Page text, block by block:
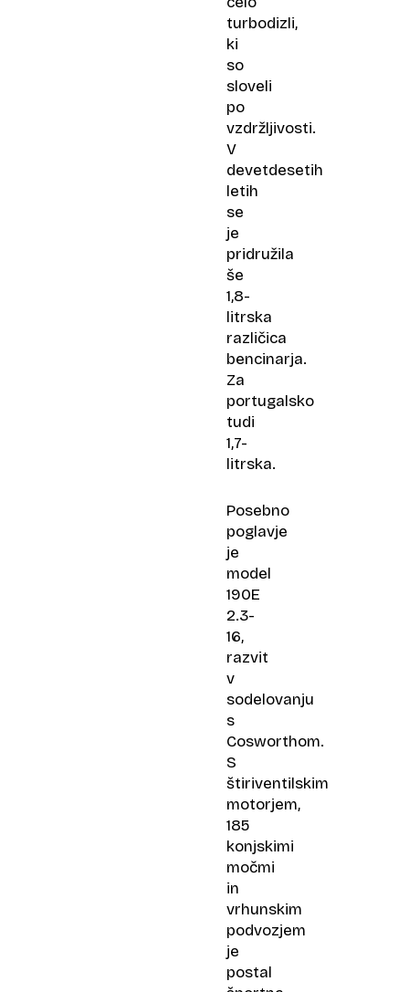
turbodizli,
ki
so
sloveli
po
vzdržljivosti.
V
devetdesetih
letih
se
je
pridružila
še
1,8-
litrska
različica
bencinarja.
Za
portugalsko
tudi
1,7-
litrska.
Posebno
poglavje
je
model
190E
2.3-
16,
razvit
v
sodelovanju
s
Cosworthom.
S
štiriventilskim
motorjem,
185
konjskimi
močmi
in
vrhunskim
podvozjem
je
postal